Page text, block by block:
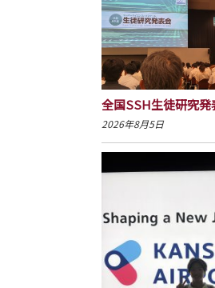
全国SSH生徒研究発
2026年8月5日